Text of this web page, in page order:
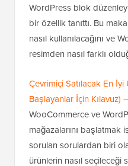
WordPress blok
bir özellik tanıttı. Bu
nasıl kullanılacağını ve
resimden nasıl farklı
Çevrimiçi Satılacak En İyi
Başlayanlar İçin Kılavuz)
WooCommerce ve
mağazalarını başlatmak
sorulan sorulardan biri
ürünlerin nasıl seçileceği